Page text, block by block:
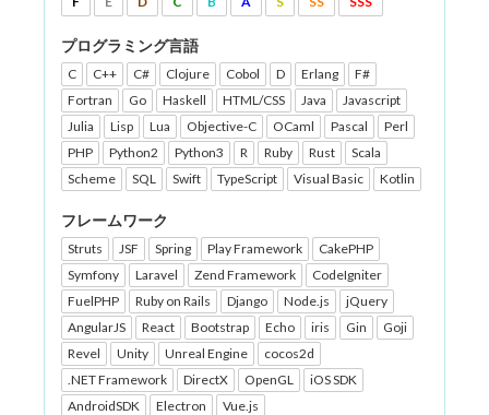
プログラミング言語
C C++ C# Clojure Cobol D Erlang
F#
Fortran
Go Haskell HTML/CSS Java
Javascript
Julia
Lisp Lua Objective-C OCaml Pascal
Perl
PHP
Python2 Python3 R Ruby Rust
Scala
Scheme
SQL Swift TypeScript Visual Basic Kotlin
フレームワーク
Struts JSF Spring Play Framework
CakePHP
Symfony
Laravel Zend Framework
CodeIgniter
FuelPHP
Ruby on Rails Django Node.js
jQuery
AngularJS
React Bootstrap Echo iris Gin
Goji
Revel
Unity Unreal Engine
cocos2d
.NET Framework
DirectX OpenGL
iOS SDK
AndroidSDK
Electron Vue.js